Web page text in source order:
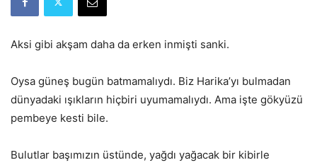
Aksi gibi akşam daha da erken inmişti sanki.
Oysa güneş bugün batmamalıydı. Biz Harika’yı bulmadan
dünyadaki ışıkların hiçbiri uyumamalıydı. Ama işte gökyüzü
pembeye kesti bile.
Bulutlar başımızın üstünde, yağdı yağacak bir kibirle